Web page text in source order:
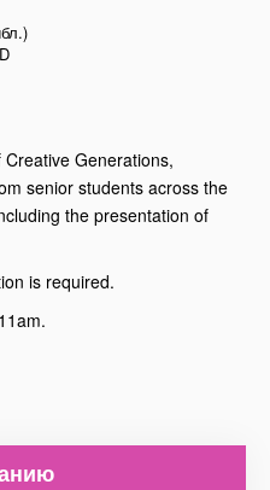
Generations,
senior students across the
the presentation of
is required.